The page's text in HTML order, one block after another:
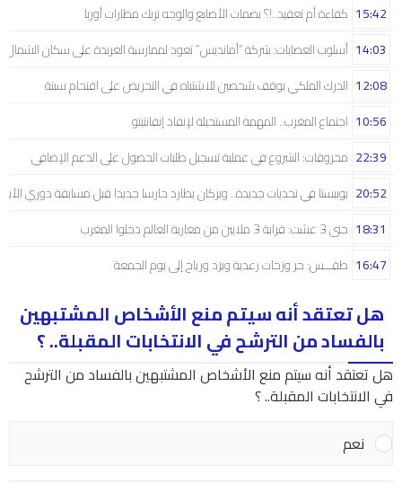
كفاءة أم تعقيد..!؟ بصمات الأصابع والوجه تربك مطارات أوربا 15:42
أسلوب العصابات: شركة “أمانديس” تعود لممارسة العربدة على سكان 14:03
الدرك الملكي يوقف شخصين للاشتباه في التحريض على اقتحام سبتة 12:08
اجتماع المغرب.. المهمة المستحيلة لإنقاذ إنفانتينو 10:56
محروقات: الشروع في عملية تسجيل طلبات الحصول على الدعم الإضافي 22:39
بوبيستا في تحديات جديدة.. وبركان يطارد حارسا جديدا قبل مسابقة دوري 20:52
حتى 3 غشت: قرابة 3 ملايين من مغاربة العالم دخلوا المغرب 18:31
طقـــس: حر وزخات رعدية وبرَد ورياح إلى يوم الجمعة 16:47
هل تعتقد أنه سيتم منع الأشخاص المشتبهين
بالفساد من الترشح في الانتخابات المقبلة.. ؟
هل تعتقد أنه سيتم منع الأشخاص المشتبهين بالفساد من الترشح
في الانتخابات المقبلة.. ؟
نعم